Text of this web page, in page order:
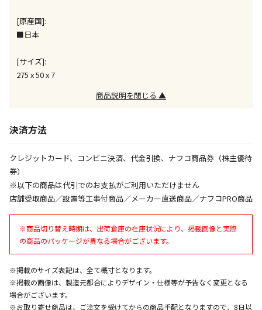
お見積商品です。金額・施工日はお打ち合わせの上、
決定となります。
エアコンの取付工事が必要な商品です。別途費用が発
生する場合がございます。
商品購入個数ごとに送料がかかる商品です
[原産国]:
■日本
[サイズ]:
275 x 50 x 7
商品説明を閉じる ▲
決済方法
クレジットカード、コンビニ決済、代金引換、ナフコ商品券（株主優待
券）
※以下の商品は代引でのお支払がご利用いただけません
店舗受取商品／設置等工事付商品／メーカー直送商品／ナフコPRO商品
※商品切り替え時期は、出荷倉庫の在庫状況により、掲載画像と実際
の商品のパッケージが異なる場合がございます。
※掲載のサイズ表記は、全て概寸となります。
※掲載の画像は、製造元都合によりデザイン・仕様等が予告なく変更となる
場合がございます。
※お取り寄せ商品は、ご注文を受けてからの商品手配となりますので、8日以